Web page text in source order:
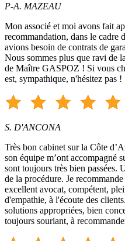
P-A. MAZEAU
Mon associé et moi avons fait
recommandation, dans le cadre
avions besoin de contrats de
Nous sommes plus que ravi de
de Maître GASPOZ ! Si vous
est, sympathique, n'hésitez pas !
S. D'ANCONA
Très bon cabinet sur la Côte
son équipe m’ont accompagné
sont toujours très bien passées.
de la procédure. Je
excellent avocat, compétent,
d'empathie, à l'écoute des
solutions appropriées, bien
toujours souriant, à